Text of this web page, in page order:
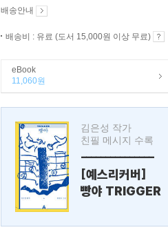
배송안내
배송비 : 유료 (도서 15,000원 이상 무료)
eBook
11,060원
김은성 작가
친필 메시지 수록
---------------
[예스리커버]
빵야 TRIGGER